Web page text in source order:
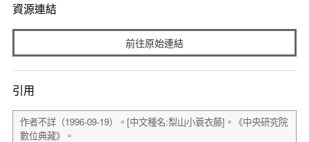
資源連結
前往原始連結
引用